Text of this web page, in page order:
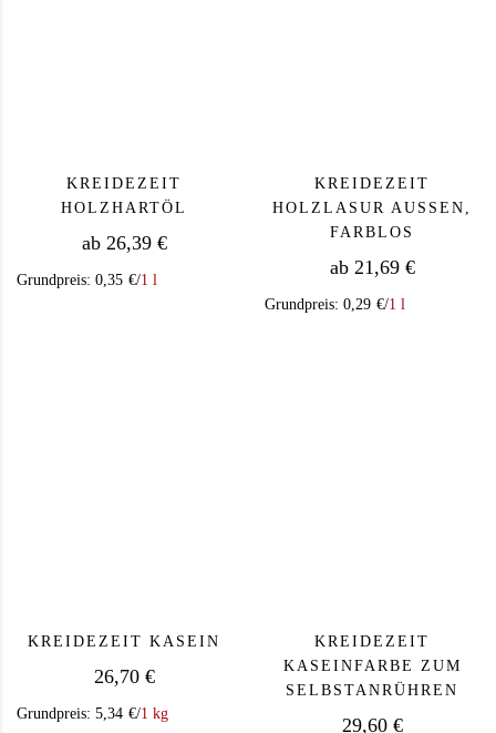
KREIDEZEIT
HOLZHARTÖL
ab 26,39 €
Grundpreis: 0,35 €/1 l
KREIDEZEIT
HOLZLASUR AUSSEN, F
ARBLOS
ab 21,69 €
Grundpreis: 0,29 €/1 l
KREIDEZEIT KASEIN
26,70 €
Grundpreis: 5,34 €/1 kg
KREIDEZEIT
KASEINFARBE ZUM
SELBSTANRÜHREN
29,60 €